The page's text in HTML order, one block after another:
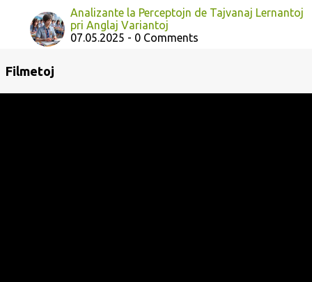
Analizante la Perceptojn de Tajvanaj Lernantoj
pri Anglaj Variantoj
07.05.2025 - 0 Comments
Filmetoj